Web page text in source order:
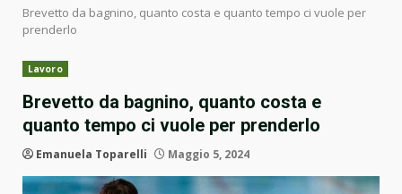
Brevetto da bagnino, quanto costa e quanto tempo ci vuole per
prenderlo
Lavoro
Brevetto da bagnino, quanto costa e
quanto tempo ci vuole per prenderlo
Emanuela Toparelli Maggio 5, 2024